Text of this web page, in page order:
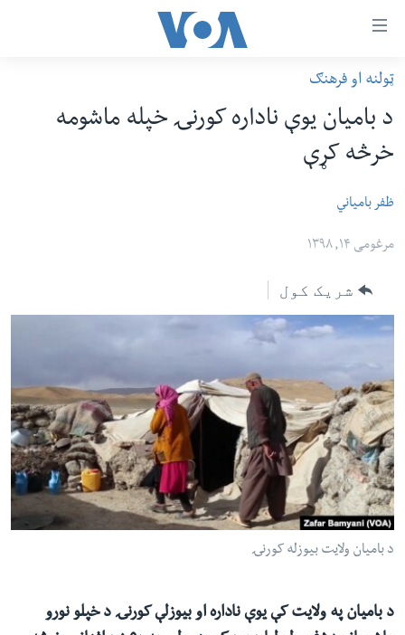
رسي
وړ
اتصالات
ته
عمومي
لاړ
شئ
لټون
ځای
ته
لاړ
شئ
افغانستان
سیمه
امریکا
ځوانان
د بیان ازادي
سرمقاله
له مونږ سره په تماس کې پاتې شئ
ژبې
ټولنه او فرهنګ
د بامیان یوې ناداره کورنۍ خپله ماشومه
خرڅه کړې
ظفر بامیاني
مرغومی ۱۴, ۱۳۹۸
شریک کول
د بامیان ولایت بیوزله کورنۍ
د بامیان په ولایت کې یوې ناداره او بیوزلې کورنۍ د خپلو نورو